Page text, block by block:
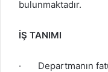
bulunmaktadır.
İŞ TANIMI
·
Departmanın